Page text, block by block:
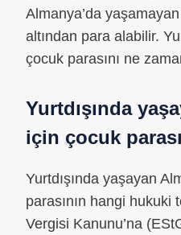
Almanya’da
altından para alabilir.
çocuk parasını ne
Yurtdışında
için çocuk parası
Yurtdışında yaşayan
parasının hangi
Vergisi Kanunu’na